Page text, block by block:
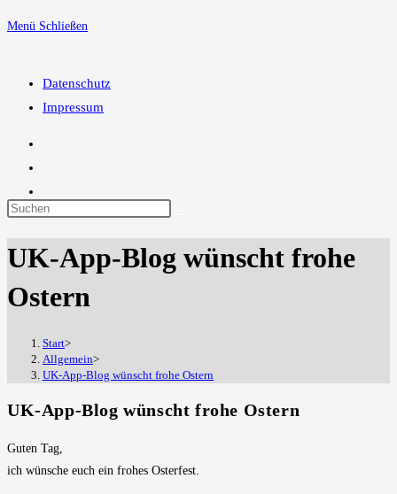
Menü Schließen
Datenschutz
Impressum
Diese
durchsuchen
UK-App-Blog wünscht frohe
Ostern
Start>
Allgemein>
UK-App-Blog wünscht frohe Ostern
UK-App-Blog wünscht frohe Ostern
Guten Tag,
ich wünsche euch ein frohes Osterfest.